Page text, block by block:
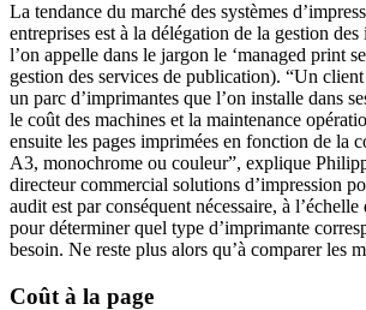
La tendance du marché des systèmes
entreprises est à la délégation de la gestion
l’on appelle dans le jargon le ‘managed print
gestion des services de publication). “Un
un parc d’imprimantes que l’on installe dans
le coût des machines et la maintenance
ensuite les pages imprimées en fonction de la
A3, monochrome ou couleur”, explique
directeur commercial solutions d’impression
audit est par conséquent nécessaire, à l’échelle
pour déterminer quel type d’imprimante
besoin. Ne reste plus alors qu’à comparer les
Coût à la page